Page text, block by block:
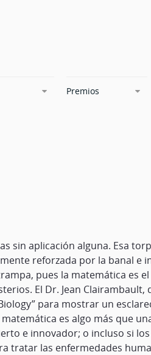
Premios
sin aplicación alguna. Esa
reforzada por la banal e
pues la matemática es
El Dr. Jean Clairambault,
para mostrar un
es algo más que
e innovador; o incluso si
las enfermedades